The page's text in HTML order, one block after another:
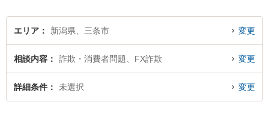
エリア 新潟県、三条市 変更
相談内容 詐欺・消費者問題、FX詐欺 変更
詳細条件 未選択 変更